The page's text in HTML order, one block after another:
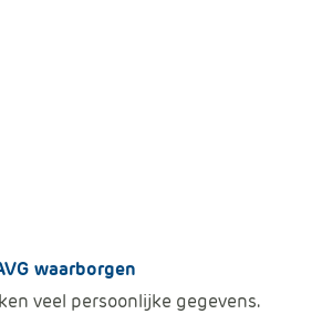
waarborgen
veel persoonlijke gegevens.